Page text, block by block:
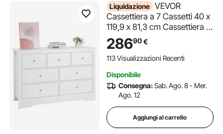
Liquidazione VEVOR
Cassettiera a 7 Cassetti 40 x
119,9 x 81,3 cm Cassettiera in
Legno con Meccanismo
Scorrevole Antiribaltamento,
Moderna e Minimalista,
per Camera da Letto, Bianco
28690€
113 Visualizzazioni Recenti
Disponibile
Consegna:Sab. Ago. 8 - Mer.
Ago. 12
Aggiungi al carrello